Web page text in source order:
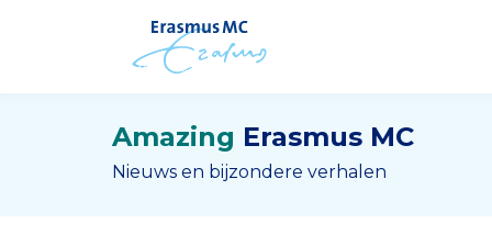
Amazing Erasmus MC
Nieuws en bijzondere verhalen